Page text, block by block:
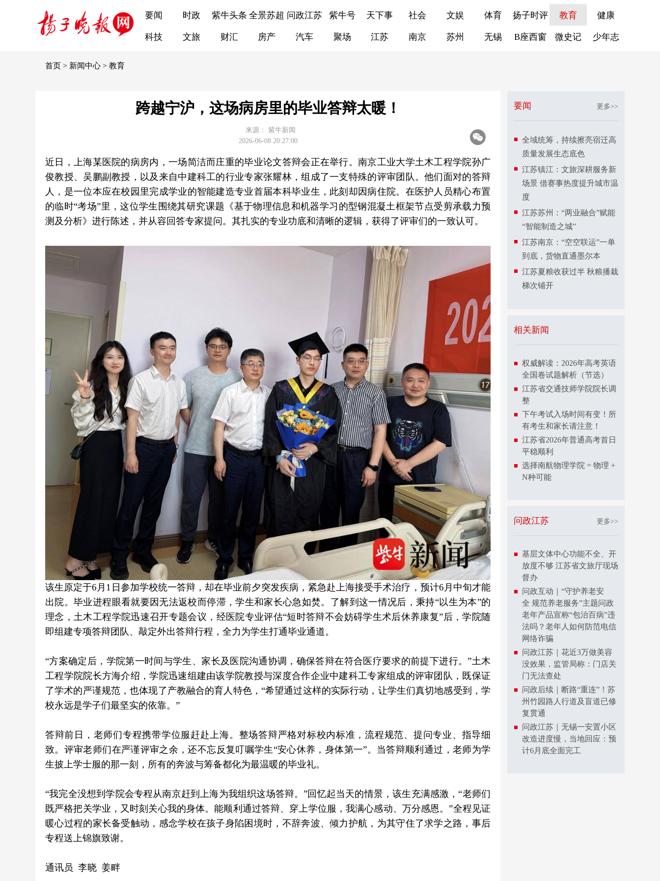
要闻 时政 紫牛头条 全景苏超 问政江苏 紫牛号 天下事 社会 文娱 体育 扬子时评 教育 健康
科技 文旅 财汇 房产 汽车 聚场 江苏 南京 苏州 无锡 B座西窗 微史记 少年志
首页 > 新闻中心 > 教育
跨越宁沪，这场病房里的毕业答辩太暖！
来源：
紫牛新闻
2026-06-08 20:27:00
近日，上海某医院的病房内，一场简洁而庄重的毕业论文答辩会正在举行。南京工业大学土木工程学院孙广
俊教授、吴鹏副教授，以及来自中建科工的行业专家张耀林，组成了一支特殊的评审团队。他们面对的答辩
人，是一位本应在校园里完成学业的智能建造专业首届本科毕业生，此刻却因病住院。在医护人员精心布置
的临时“考场”里，这位学生围绕其研究课题《基于物理信息和机器学习的型钢混凝土框架节点受剪承载力预
测及分析》进行陈述，并从容回答专家提问。其扎实的专业功底和清晰的逻辑，获得了评审们的一致认可。
该生原定于6月1日参加学校统一答辩，却在毕业前夕突发疾病，紧急赴上海接受手术治疗，预计6月中旬才能
出院。毕业进程眼看就要因无法返校而停滞，学生和家长心急如焚。了解到这一情况后，秉持“以生为本”的
理念，土木工程学院迅速召开专题会议，经医院专业评估“短时答辩不会妨碍学生术后休养康复”后，学院随
即组建专项答辩团队、敲定外出答辩行程，全力为学生打通毕业通道。
“方案确定后，学院第一时间与学生、家长及医院沟通协调，确保答辩在符合医疗要求的前提下进行。”土木
工程学院院长方海介绍，学院迅速组建由该学院教授与深度合作企业中建科工专家组成的评审团队，既保证
了学术的严谨规范，也体现了产教融合的育人特色，“希望通过这样的实际行动，让学生们真切地感受到，学
校永远是学子们最坚实的依靠。”
答辩前日，老师们专程携带学位服赶赴上海。整场答辩严格对标校内标准，流程规范、提问专业、指导细
致。评审老师们在严谨评审之余，还不忘反复叮嘱学生“安心休养，身体第一”。当答辩顺利通过，老师为学
生披上学士服的那一刻，所有的奔波与筹备都化为最温暖的毕业礼。
“我完全没想到学院会专程从南京赶到上海为我组织这场答辩。”回忆起当天的情景，该生充满感激，“老师们
既严格把关学业，又时刻关心我的身体。能顺利通过答辩、穿上学位服，我满心感动、万分感恩。”全程见证
暖心过程的家长备受触动，感念学校在孩子身陷困境时，不辞奔波、倾力护航，为其守住了求学之路，事后
专程送上锦旗致谢。
通讯员 李晓 姜畔
要闻 更多>>
全域统筹，持续擦亮宿迁高
质量发展生态底色
江苏镇江：文旅深耕服务新
场景 借赛事热度提升城市温
度
江苏苏州：“两业融合”赋能
“智能制造之城”
江苏南京：“空空联运”一单
到底，货物直通墨尔本
江苏夏粮收获过半 秋粮播栽
梯次铺开
相关新闻
权威解读：2026年高考英语
全国卷试题解析（节选）
江苏省交通技师学院院长调
整
下午考试入场时间有变！所
有考生和家长请注意！
江苏省2026年普通高考首日
平稳顺利
选择南航物理学院 = 物理 +
N种可能
问政江苏 更多>>
基层文体中心功能不全、开
放度不够 江苏省文旅厅现场
督办
问政互动｜“守护养老安
全 规范养老服务”主题问政
老年产品宣称“包治百病”违
法吗？老年人如何防范电信
网络诈骗
问政江苏｜花近3万做美容
没效果，监管局称：门店关
门无法查处
问政后续｜断路“重连”！苏
州竹园路人行道及盲道已修
复贯通
问政江苏｜无锡一安置小区
改造进度慢，当地回应：预
计6月底全面完工